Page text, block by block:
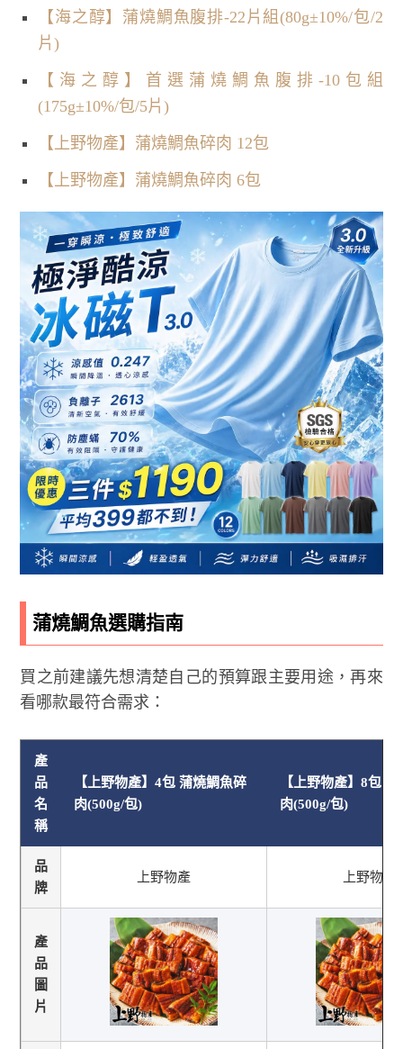
【海之醇】蒲燒鯛魚腹排-22片組(80g±10%/包/2
片)
【海之醇】首選蒲燒鯛魚腹排-10包組
(175g±10%/包/5片)
【上野物產】蒲燒鯛魚碎肉 12包
【上野物產】蒲燒鯛魚碎肉 6包
蒲燒鯛魚選購指南
買之前建議先想清楚自己的預算跟主要用途，再來
看哪款最符合需求：
產
品
名
稱
【上野物產】4包 蒲燒鯛魚碎
肉(500g/包)
【上野物產】8包
肉(500g/包)
品
牌
上野物產 上野物產
產
品
圖
片